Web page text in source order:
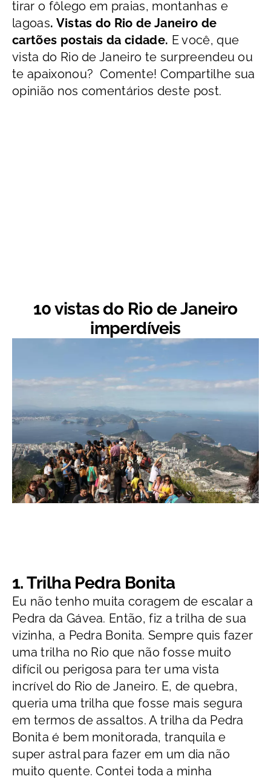
tirar o fôlego em praias, montanhas e
lagoas. Vistas do Rio de Janeiro de
cartões postais da cidade. E você, que
vista do Rio de Janeiro te surpreendeu ou
te apaixonou? Comente! Compartilhe sua
opinião nos comentários deste post.
10 vistas do Rio de Janeiro
imperdíveis
1. Trilha Pedra Bonita
Eu não tenho muita coragem de escalar a
Pedra da Gávea. Então, fiz a trilha de sua
vizinha, a Pedra Bonita. Sempre quis fazer
uma trilha no Rio que não fosse muito
difícil ou perigosa para ter uma vista
incrível do Rio de Janeiro. E, de quebra,
queria uma trilha que fosse mais segura
em termos de assaltos. A trilha da Pedra
Bonita é bem monitorada, tranquila e
super astral para fazer em um dia não
muito quente. Contei toda a minha